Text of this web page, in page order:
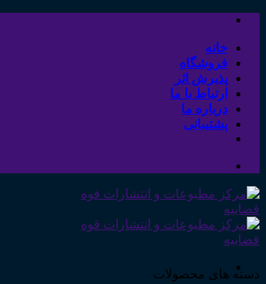
Skip
contentخانه
فروشگاه
پذیرش اثر
ارتباط با ما
درباره ما
پشتیبانی
دسته های محصولات